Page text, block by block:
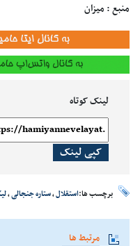
منبع : میزان
لینک کوتاه
کپی لینک
برچسب ها:استقلال،ستاره جنجالی،
مرتبط ها